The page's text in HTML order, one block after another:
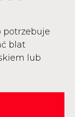
potrzebuje
blat
lub